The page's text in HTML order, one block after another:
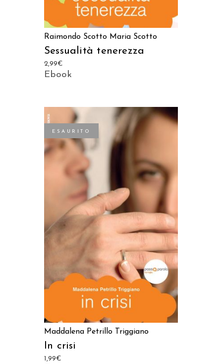
Raimondo Scotto Maria Scotto
Sessualità tenerezza
2,99€
Ebook
ESAURITO
LEGGI TUTTO
Maddalena Petrillo Triggiano
In crisi
1,99€